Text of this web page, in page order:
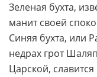
Зеленая бухта,
манит своей
Синяя бухта, или
недрах грот
Царской,